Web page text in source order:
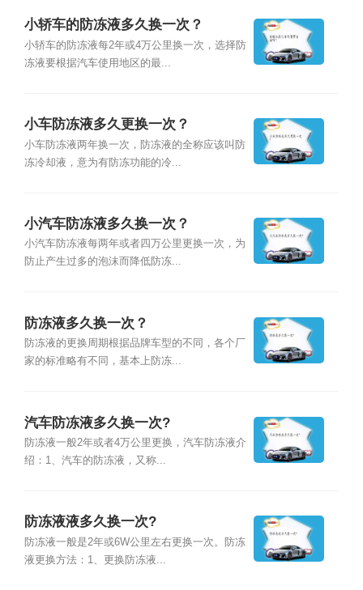
小轿车的防冻液多久换一次？
小轿车的防冻液每2年或4万公里换一次，选择防
冻液要根据汽车使用地区的最...
小车防冻液多久更换一次？
小车防冻液两年换一次，防冻液的全称应该叫防
冻冷却液，意为有防冻功能的冷...
小汽车防冻液多久换一次？
小汽车防冻液每两年或者四万公里更换一次，为
防止产生过多的泡沫而降低防冻...
防冻液多久换一次？
防冻液的更换周期根据品牌车型的不同，各个厂
家的标准略有不同，基本上防冻...
汽车防冻液多久换一次?
防冻液一般2年或者4万公里更换，汽车防冻液介
绍：1、汽车的防冻液，又称...
防冻液液多久换一次?
防冻液一般是2年或6W公里左右更换一次。防冻
液更换方法：1、更换防冻液...